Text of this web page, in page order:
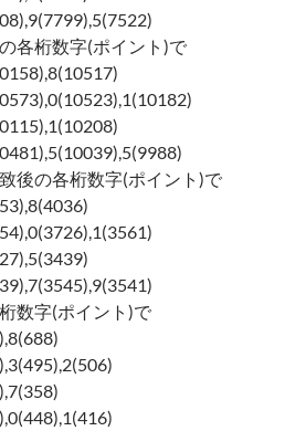
各桁数字(ポイント)で
後の各桁数字(ポイント)で
数字(ポイント)で